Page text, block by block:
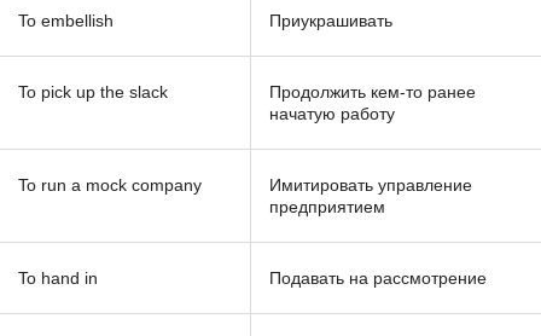
To embellish Приукрашивать
To pick up the slack
Продолжить кем-то ранее
начатую работу
To run a mock company
Имитировать управление
предприятием
To hand in Подавать на рассмотрение